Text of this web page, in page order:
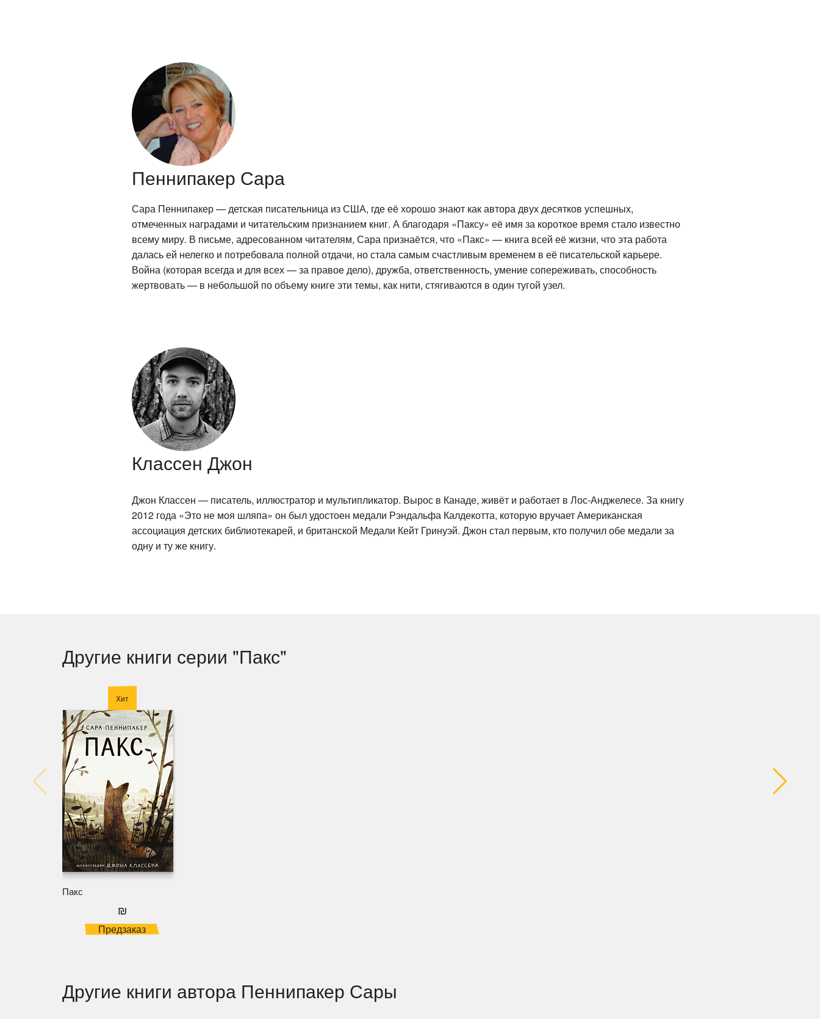
Пеннипакер Сара
Сара Пеннипакер — детская писательница из США, где её хорошо знают как автора двух десятков успешных,
отмеченных наградами и читательским признанием книг. А благодаря «Паксу» её имя за короткое время стало известно
всему миру. В письме, адресованном читателям, Сара признаётся, что «Пакс» — книга всей её жизни, что эта работа
далась ей нелегко и потребовала полной отдачи, но стала самым счастливым временем в её писательской карьере.
Война (которая всегда и для всех — за правое дело), дружба, ответственность, умение сопереживать, способность
жертвовать — в небольшой по объему книге эти темы, как нити, стягиваются в один тугой узел.
Классен Джон
Джон Классен — писатель, иллюстратор и мультипликатор. Вырос в Канаде, живёт и работает в Лос-Анджелесе. За книгу
2012 года «Это не моя шляпа» он был удостоен медали Рэндальфа Калдекотта, которую вручает Американская
ассоциация детских библиотекарей, и британской Медали Кейт Гринуэй. Джон стал первым, кто получил обе медали за
одну и ту же книгу.
Другие книги серии "Пакс"
Хит
Пакс
₪
Предзаказ
Другие книги автора Пеннипакер Сары